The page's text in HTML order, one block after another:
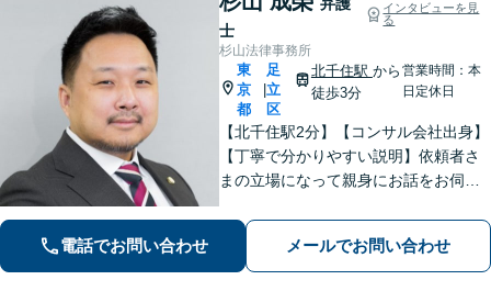
士
インタビューを見
る
杉山法律事務所
東
京
都
|
足
立
区
北千住駅 から
徒歩3分
営業時間：本
日定休日
【北千住駅2分】【コンサル会社出身】
【丁寧で分かりやすい説明】依頼者さ
まの立場になって親身にお話をお伺い
にしておりますので、ささいなお悩み
でも遠慮なくお聞かせください。【電
話・WEB面談可】
電話でお問い合わせ メールでお問い合わせ